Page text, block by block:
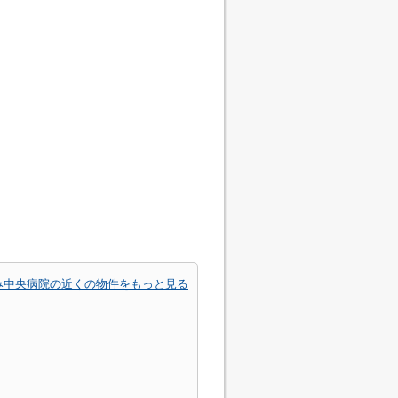
中央病院の近くの物件をもっと見る